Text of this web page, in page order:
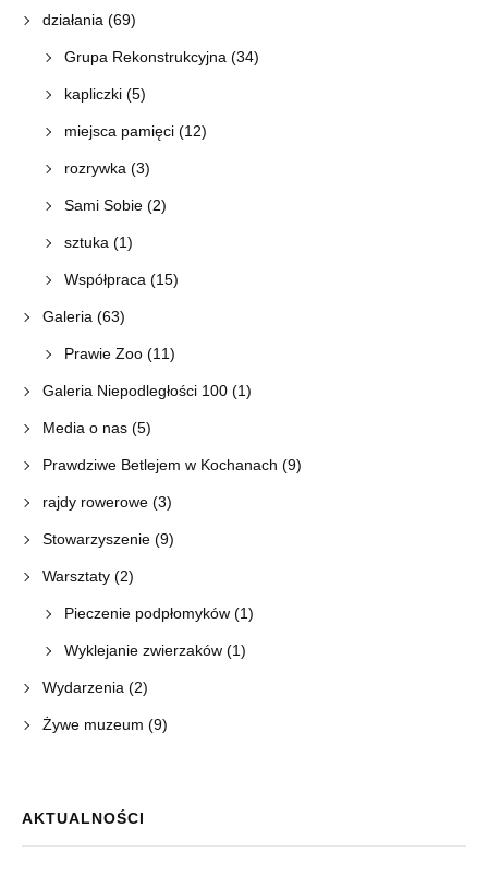
działania (69)
Grupa Rekonstrukcyjna (34)
kapliczki(5)
miejsca pamięci(12)
rozrywka (3)
Sami Sobie(2)
sztuka (1)
Współpraca (15)
Galeria (63)
Prawie Zoo(11)
Galeria Niepodległości 100(1)
Media o nas(5)
Prawdziwe Betlejem w Kochanach (9)
rajdy rowerowe(3)
Stowarzyszenie(9)
Warsztaty(2)
Pieczenie podpłomyków(1)
Wyklejanie zwierzaków(1)
Wydarzenia (2)
Żywe muzeum (9)
AKTUALNOŚCI